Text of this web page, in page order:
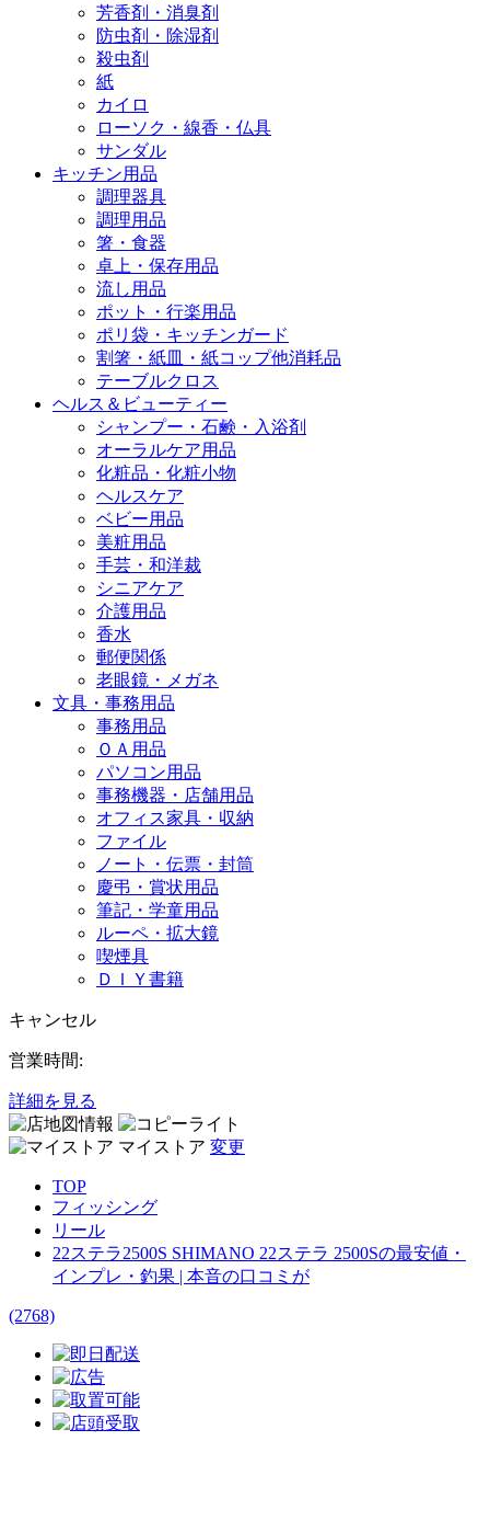
芳香剤・消臭剤
防虫剤・除湿剤
殺虫剤
紙
カイロ
ローソク・線香・仏具
サンダル
キッチン用品
調理器具
調理用品
箸・食器
卓上・保存用品
流し用品
ポット・行楽用品
ポリ袋・キッチンガード
割箸・紙皿・紙コップ他消耗品
テーブルクロス
ヘルス＆ビューティー
シャンプー・石鹸・入浴剤
オーラルケア用品
化粧品・化粧小物
ヘルスケア
ベビー用品
美粧用品
手芸・和洋裁
シニアケア
介護用品
香水
郵便関係
老眼鏡・メガネ
文具・事務用品
事務用品
ＯＡ用品
パソコン用品
事務機器・店舗用品
オフィス家具・収納
ファイル
ノート・伝票・封筒
慶弔・賞状用品
筆記・学童用品
ルーペ・拡大鏡
喫煙具
ＤＩＹ書籍
キャンセル
営業時間:
詳細を見る
マイストア 変更
TOP
フィッシング
リール
22ステラ2500S SHIMANO 22ステラ 2500Sの最安値・
インプレ・釣果 | 本音の口コミが
(2768)